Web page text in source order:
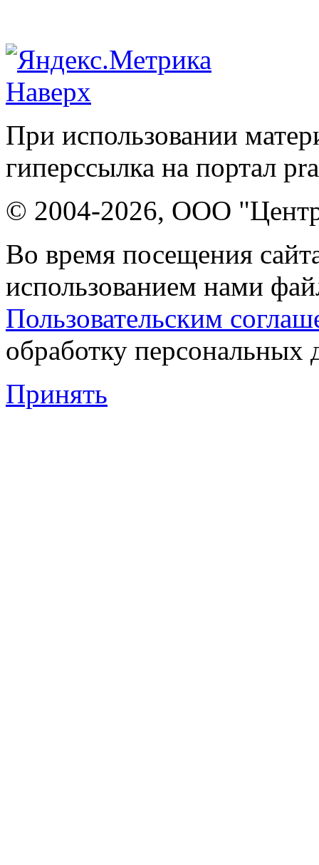
Наверх
При использовании
гиперссылка на портал
© 2004-2026, ООО "Центр
Во время посещения
использованием нами
Пользовательским
обработку персональных
Принять